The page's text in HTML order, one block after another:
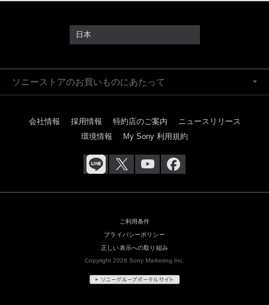
日本
ソニーストアのお買いものにあたって
会社情報 採用情報 特約店のご案内
ニュースリリース
環境情報
My Sony 利用規約
ご利用条件
プライバシーポリシー
正しい表示への取り組み
Copyright 2026 Sony Marketing Inc.